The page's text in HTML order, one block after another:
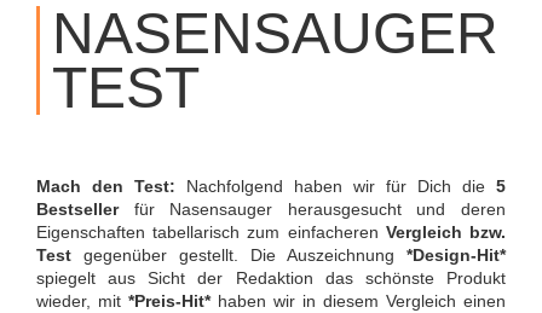
CONTENT
NASENSAUGER
TEST
Mach den Test: Nachfolgend haben wir für Dich die 5
Bestsellerfür Nasensauger herausgesucht und deren
Eigenschaften tabellarisch zum einfacheren Vergleich bzw.
Test gegenüber gestellt. Die Auszeichnung *Design-Hit*
spiegelt aus Sicht der Redaktion das schönste Produkt
wieder, mit *Preis-Hit*haben wir in diesem Vergleich einen